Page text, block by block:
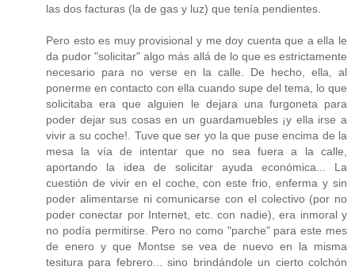
las dos facturas (la de gas y luz) que tenía pendientes.
Pero esto es muy provisional y me doy cuenta que a ella le
da pudor "solicitar" algo más allá de lo que es estrictamente
necesario para no verse en la calle. De hecho, ella, al
ponerme en contacto con ella cuando supe del tema, lo que
solicitaba era que alguien le dejara una furgoneta para
poder dejar sus cosas en un guardamuebles ¡y ella irse a
vivir a su coche!. Tuve que ser yo la que puse encima de la
mesa la vía de intentar que no sea fuera a la calle,
aportando la idea de solicitar ayuda económica... La
cuestión de vivir en el coche, con este frio, enferma y sin
poder alimentarse ni comunicarse con el colectivo (por no
poder conectar por Internet, etc. con nadie), era inmoral y
no podía permitirse. Pero no como "parche" para este mes
de enero y que Montse se vea de nuevo en la misma
tesitura para febrero... sino brindándole un cierto colchón